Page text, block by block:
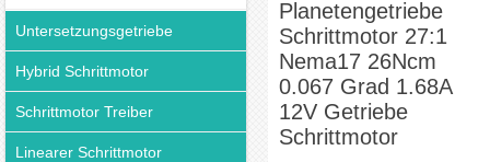
Untersetzungsgetriebe
Hybrid Schrittmotor
Schrittmotor Treiber
Linearer Schrittmotor
Planetengetriebe
Schrittmotor 27:1
Nema17 26Ncm
0.067 Grad 1.68A
12V Getriebe
Schrittmotor